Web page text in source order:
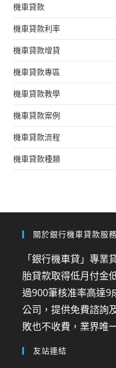
機車貸款
機車貸款利率
機車貸款增貸
機車貸款專區
機車貸款教學
機車貸款案例
機車貸款流程
機車貸款種類
關於銀行機車貸款服務
「銀行機車貸」專
胎貸款取得低月付金
過900筆核准率高達9
公司，提供免費諮詢
敗也不收費，業界唯
友站連結